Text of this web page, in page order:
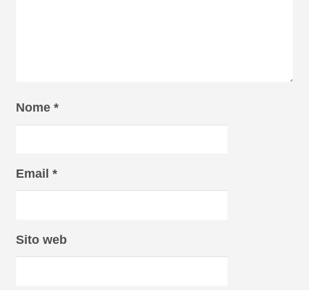
Nome *
Email *
Sito web